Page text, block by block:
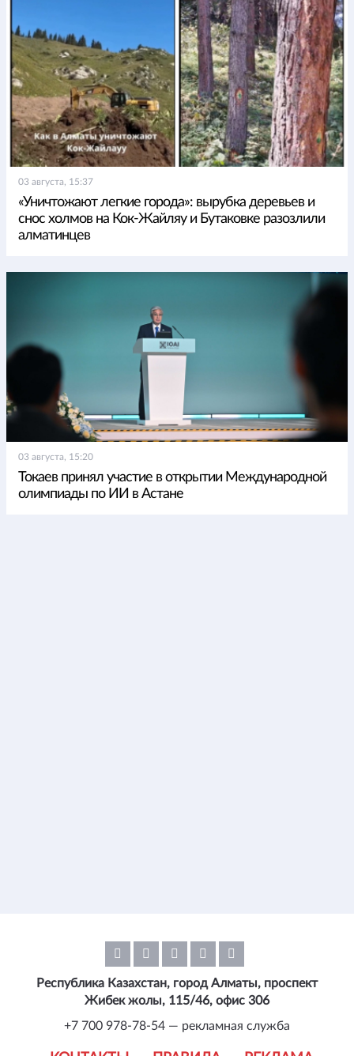
03 августа, 15:37
«Уничтожают легкие города»: вырубка деревьев и
снос холмов на Кок-Жайляу и Бутаковке разозлили
алматинцев
03 августа, 15:20
Токаев принял участие в открытии Международной
олимпиады по ИИ в Астане
Республика Казахстан, город Алматы, проспект
Жибек жолы, 115/46, офис 306
+7 700 978-78-54 — рекламная служба